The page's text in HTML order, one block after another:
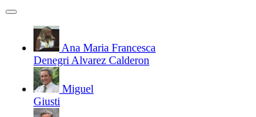
Ana Maria Francesca
Denegri Alvarez Calderon
Miguel
Giusti